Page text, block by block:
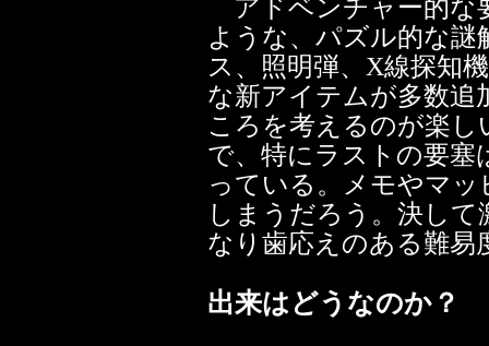
アドベンチャー的な
ような、パズル的な
ス、照明弾、X線探知
な新アイテムが多数
ころを考えるのが楽
で、特にラストの要塞
っている。メモやマ
しまうだろう。決し
なり歯応えのある難易
出来はどうなのか？